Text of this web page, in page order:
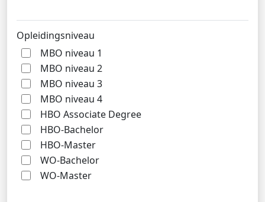
Opleidingsniveau
MBO niveau 1
MBO niveau 2
MBO niveau 3
MBO niveau 4
HBO Associate Degree
HBO-Bachelor
HBO-Master
WO-Bachelor
WO-Master